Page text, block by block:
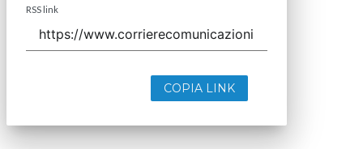
RSS link
COPIA LINK